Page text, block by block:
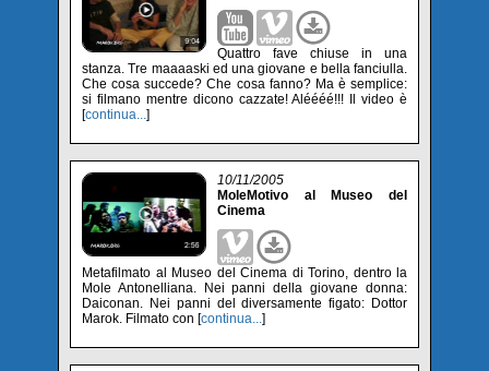
Quattro fave chiuse in una
stanza. Tre maaaaski ed una giovane e bella fanciulla.
Che cosa succede? Che cosa fanno? Ma è semplice:
si filmano mentre dicono cazzate! Aléééé!!! Il video è
[continua...]
10/11/2005
MoleMotivo al Museo del
Cinema
Metafilmato al Museo del Cinema di Torino, dentro la
Mole Antonelliana. Nei panni della giovane donna:
Daiconan. Nei panni del diversamente figato: Dottor
Marok. Filmato con [continua...]